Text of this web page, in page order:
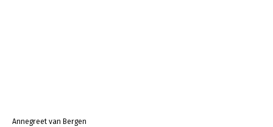
Annegreet van Bergen